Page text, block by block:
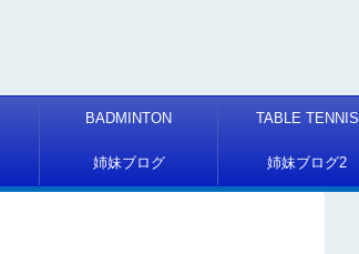
BADMINTON TABLE TENNIS
姉妹ブログ 姉妹ブログ2